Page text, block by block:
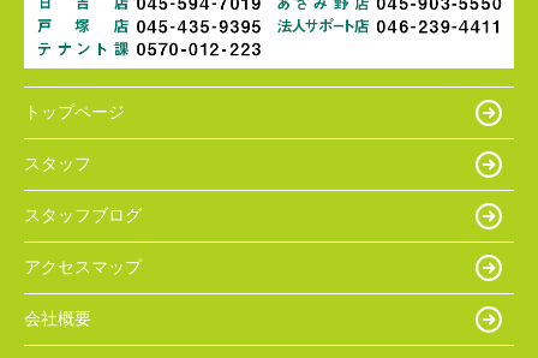
トップページ
スタッフ
スタッフブログ
アクセスマップ
会社概要